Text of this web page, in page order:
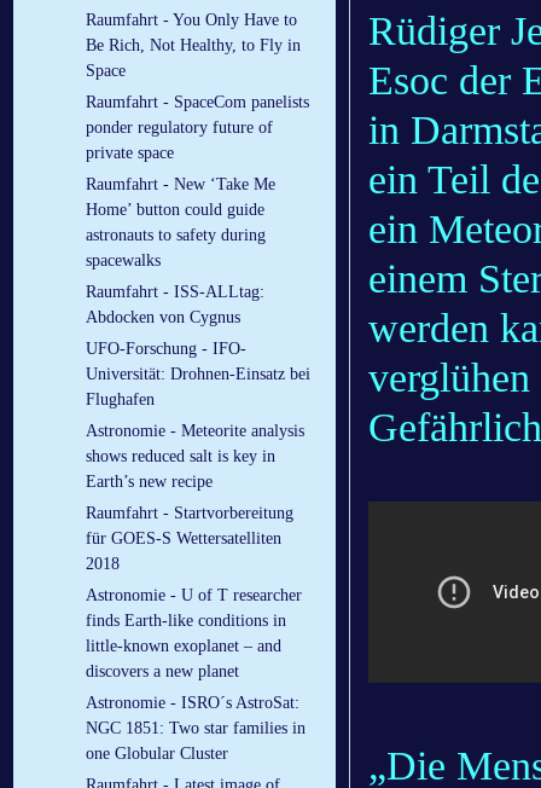
Raumfahrt - You Only Have to
Be Rich, Not Healthy, to Fly in
Space
Raumfahrt - SpaceCom panelists
ponder regulatory future of
private space
Raumfahrt - New ‘Take Me
Home’ button could guide
astronauts to safety during
spacewalks
Raumfahrt - ISS-ALLtag:
Abdocken von Cygnus
UFO-Forschung - IFO-
Universität: Drohnen-Einsatz bei
Flughafen
Astronomie - Meteorite analysis
shows reduced salt is key in
Earth’s new recipe
Raumfahrt - Startvorbereitung
für GOES-S Wettersatelliten
2018
Astronomie - U of T researcher
finds Earth-like conditions in
little-known exoplanet – and
discovers a new planet
Astronomie - ISRO´s AstroSat:
NGC 1851: Two star families in
one Globular Cluster
Rüdiger
Esoc der
in
ein Teil
ein
einem
werden
„Die